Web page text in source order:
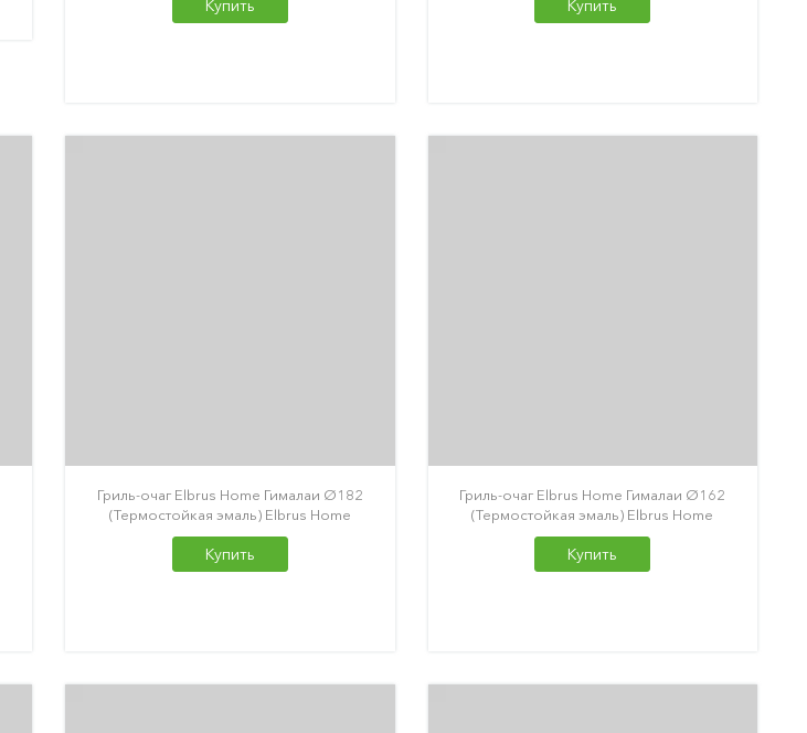
Купить Купить
Гриль-очаг Elbrus Home Гималаи Ø182
(Термостойкая эмаль) Elbrus Home
Купить
Гриль-очаг Elbrus Home Гималаи Ø162
(Термостойкая эмаль) Elbrus Home
Купить